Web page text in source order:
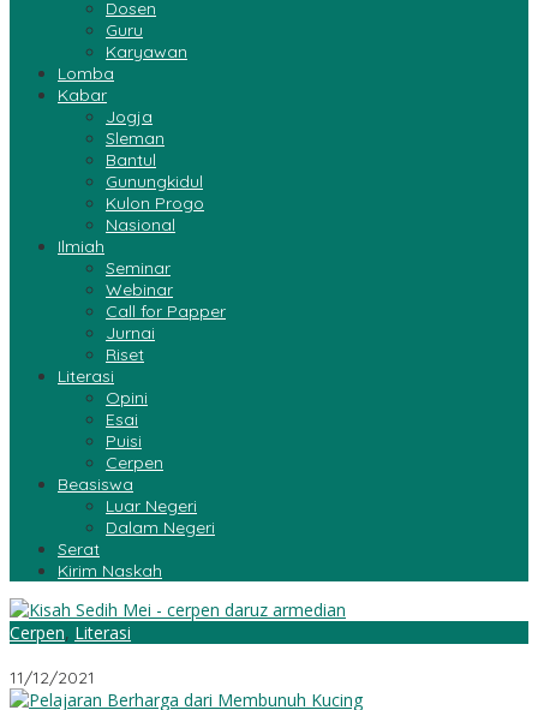
Dosen
Guru
Karyawan
Lomba
Kabar
Jogja
Sleman
Bantul
Gunungkidul
Kulon Progo
Nasional
Ilmiah
Seminar
Webinar
Call for Papper
Jurnai
Riset
Literasi
Opini
Esai
Puisi
Cerpen
Beasiswa
Luar Negeri
Dalam Negeri
Serat
Kirim Naskah
Cerpen, Literasi
11/12/2021